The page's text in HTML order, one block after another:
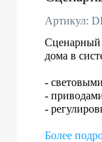
Артикул:
Сценарный
дома в
-
-
-
Более